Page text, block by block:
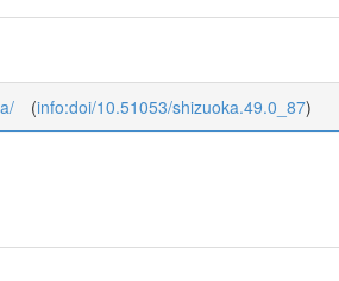
(info:doi/10.51053/shizuoka.49.0_87)